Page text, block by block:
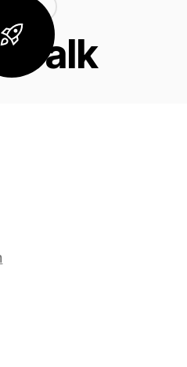
TALK
Talk